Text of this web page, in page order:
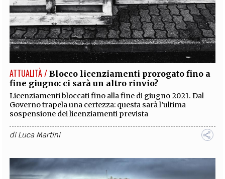
ATTUALITÀ / Blocco licenziamenti prorogato fino a
fine giugno: ci sarà un altro rinvio?
Licenziamenti bloccati fino alla fine di giugno 2021. Dal
Governo trapela una certezza: questa sarà l’ultima
sospensione dei licenziamenti prevista
diLuca Martini